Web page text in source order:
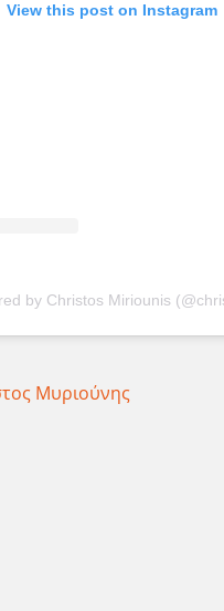
View this post on Instagram
by Christos Miriounis
Μυριούνης